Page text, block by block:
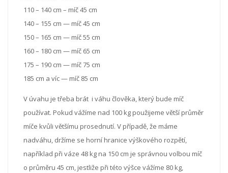
110 – 140 cm – míč 45 cm
140 – 155 cm — míč 45 cm
150 – 165 cm — míč 55 cm
160 – 180 cm — míč 65 cm
175 – 190 cm — míč 75 cm
185 cm a víc — míč 85 cm
V úvahu je třeba brát i váhu člověka, který bude míč
používat. Pokud vážíme nad 100 kg použijeme větší průměr
míče kvůli většímu prosednutí. V případě, že máme
nadváhu, držíme se horní hranice výškového rozpětí,
například při váze 48 kg na 150 cm je správnou volbou míč
o průměru 45 cm, jestliže při této výšce vážíme 80 kg,